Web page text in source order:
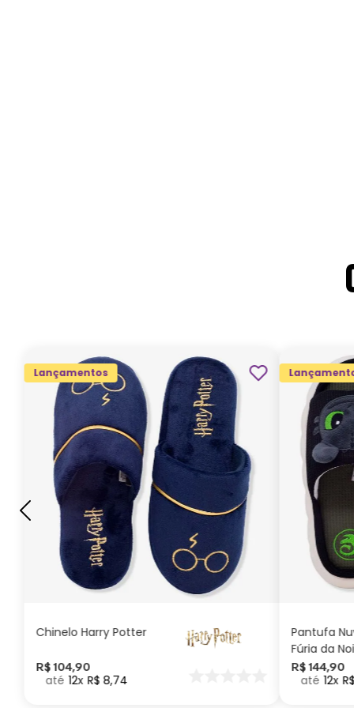
Lançamentos
Chinelo Harry Potter
R$ 104,90
12 R$ 8,74
G GG M P
ADICIONAR AO
CARRINHO
Pantufa
Fúria da
Como
seu Dragão
R$ 144,90
12 R$